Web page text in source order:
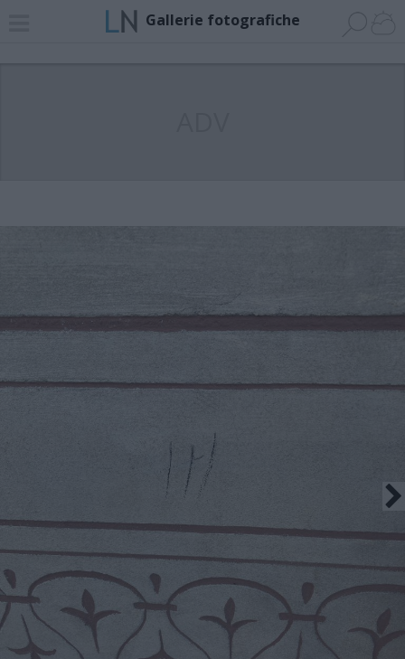
Gallerie fotografiche